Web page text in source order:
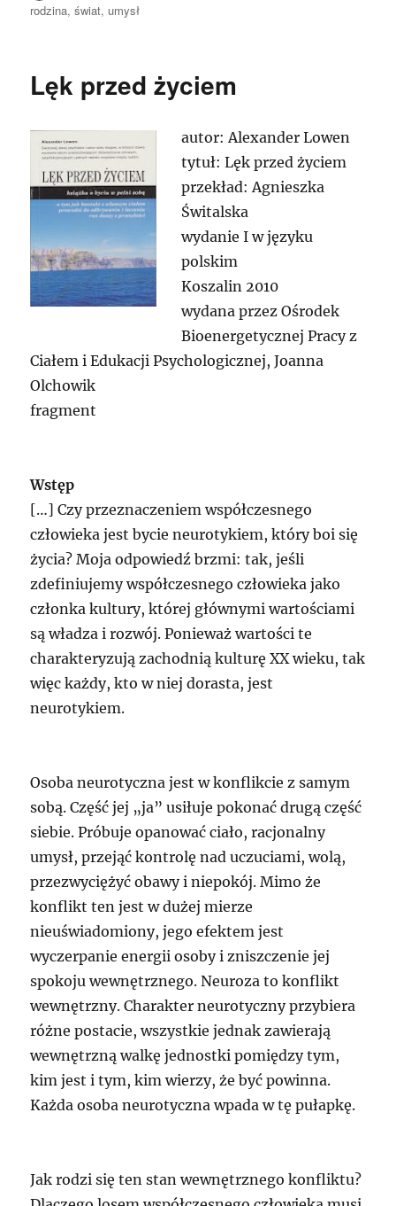
rodzina,świat, umysł
Lęk przed życiem
autor: Alexander Lowen
tytuł: Lęk przed życiem
przekład: Agnieszka
Świtalska
wydanie I w języku
polskim
Koszalin 2010
wydana przez Ośrodek
Bioenergetycznej Pracy z
Ciałem i Edukacji Psychologicznej, Joanna
Olchowik
fragment
Wstęp
[…] Czy przeznaczeniem współczesnego
człowieka jest bycie neurotykiem, który boi się
życia? Moja odpowiedź brzmi: tak, jeśli
zdefiniujemy współczesnego człowieka jako
członka kultury, której głównymi wartościami
są władza i rozwój. Ponieważ wartości te
charakteryzują zachodnią kulturę XX wieku, tak
więc każdy, kto w niej dorasta, jest
neurotykiem.
Osoba neurotyczna jest w konflikcie z samym
sobą. Część jej „ja” usiłuje pokonać drugą część
siebie. Próbuje opanować ciało, racjonalny
umysł, przejąć kontrolę nad uczuciami, wolą,
przezwyciężyć obawy i niepokój. Mimo że
konflikt ten jest w dużej mierze
nieuświadomiony, jego efektem jest
wyczerpanie energii osoby i zniszczenie jej
spokoju wewnętrznego. Neuroza to konflikt
wewnętrzny. Charakter neurotyczny przybiera
różne postacie, wszystkie jednak zawierają
wewnętrzną walkę jednostki pomiędzy tym,
kim jest i tym, kim wierzy, że być powinna.
Każda osoba neurotyczna wpada w tę pułapkę.
Jak rodzi się ten stan wewnętrznego konfliktu?